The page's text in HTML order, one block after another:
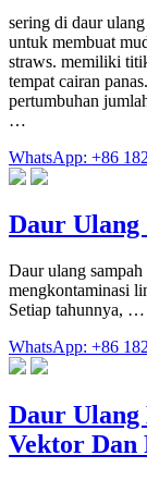
sering di daur
untuk membuat
straws. memiliki
tempat cairan
pertumbuhan
…
WhatsApp: +86
Daur
Daur ulang
mengkontaminasi
Setiap tahunnya, …
WhatsApp: +86
Daur Ulang
Vektor Dan